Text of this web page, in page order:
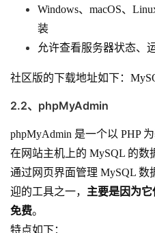
Windows、macOS、
装
允许查看服务器状态、
社区版的下载地址如下：
2.2、phpMyAdmin
phpMyAdmin 是一个以 PHP
在网站主机上的 MySQL 的
通过网页界面管理 MySQL
迎的工具之一， 主要是因为
免费。
特点如下：